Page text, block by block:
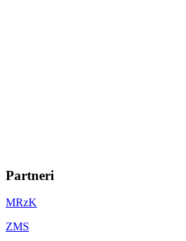
Partneri
MRzK
ZMS